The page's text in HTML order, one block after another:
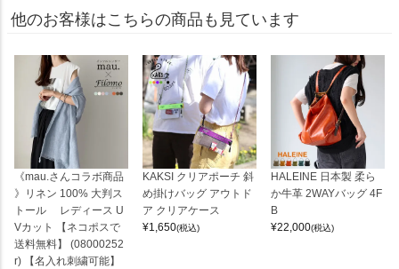
他のお客様はこちらの商品も見ています
《mau.さんコラボ商品
》リネン 100% 大判ス
トール レディース U
Vカット 【ネコポスで
送料無料】 (08000252
r) 【名入れ刺繍可能】
KAKSI クリアポーチ 斜
め掛けバッグ アウトド
ア クリアケース
¥1,650(税込)
HALEINE 日本製 柔ら
か牛革 2WAYバッグ 4F
B
¥22,000(税込)